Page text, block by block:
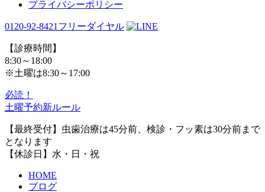
プライバシーポリシー
0120-92-8421 フリーダイヤル
【診療時間】
8:30～18:00
※土曜は8:30～17:00
必読！
土曜予約新ルール
【最終受付】虫歯治療は45分前、検診・フッ素は30分前まで
となります
【休診日】水・日・祝
HOME
ブログ